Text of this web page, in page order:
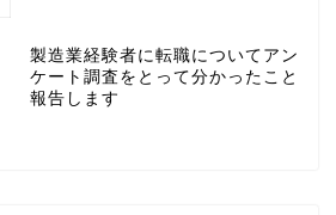
製造業経験者に転職についてアン
ケート調査をとって分かったこと
報告します